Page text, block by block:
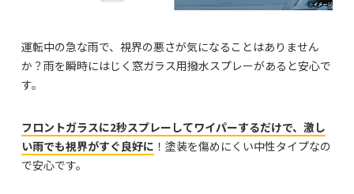
運転中の急な雨で、視界の悪さが気になることはありません
か？雨を瞬時にはじく窓ガラス用撥水スプレーがあると安心で
す。
フロントガラスに2秒スプレーしてワイパーするだけで、激し
い雨でも視界がすぐ良好に ！塗装を傷めにくい中性タイプなの
で安心です。